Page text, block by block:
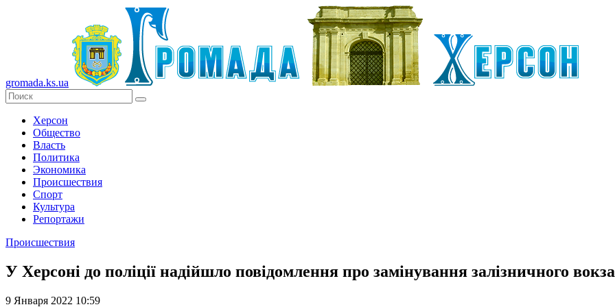
gromada.ks.ua
Херсон
Общество
Власть
Политика
Экономика
Происшествия
Спорт
Культура
Репортажи
Происшествия
У Херсоні до поліції надійшло повідомлення про замінування залізничного
9 Января 2022 10:59